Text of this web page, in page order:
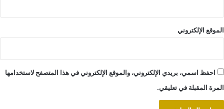
الموقع الإلكتروني
احفظ اسمي، بريدي الإلكتروني، والموقع الإلكتروني في هذا المتصفح لاستخدامها
المرة المقبلة في تعليقي.